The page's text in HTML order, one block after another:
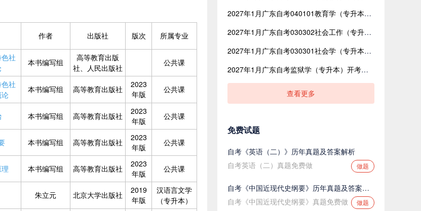
作者 出版社 版次 所属专业
社
本书编写组
高等教育出版
社、人民出版社
公共课
社
本书编写组 高等教育出版社
2023
年版
公共课
本书编写组 高等教育出版社
2023
年版
公共课
本书编写组 高等教育出版社
2023
年版
公共课
本书编写组 高等教育出版社
2023
年版
公共课
朱立元 北京大学出版社
2019
年版
汉语言文学
（专升本）
2027年1月广东自考040101教育学（专升本）开考课程考试时间安排表
2027年1月广东自考030302社会工作（专升本）开考课程考试时间安排表
2027年1月广东自考030301社会学（专升本）开考课程考试时间安排表
2027年1月广东自考监狱学（专升本）开考课程考试时间安排表
查看更多
免费试题
自考《英语（二）》历年真题及答案解析
自考英语（二）真题免费做
做题
自考《中国近现代史纲要》历年真题及答案解析
自考《中国近现代史纲要》真题免费做
做题